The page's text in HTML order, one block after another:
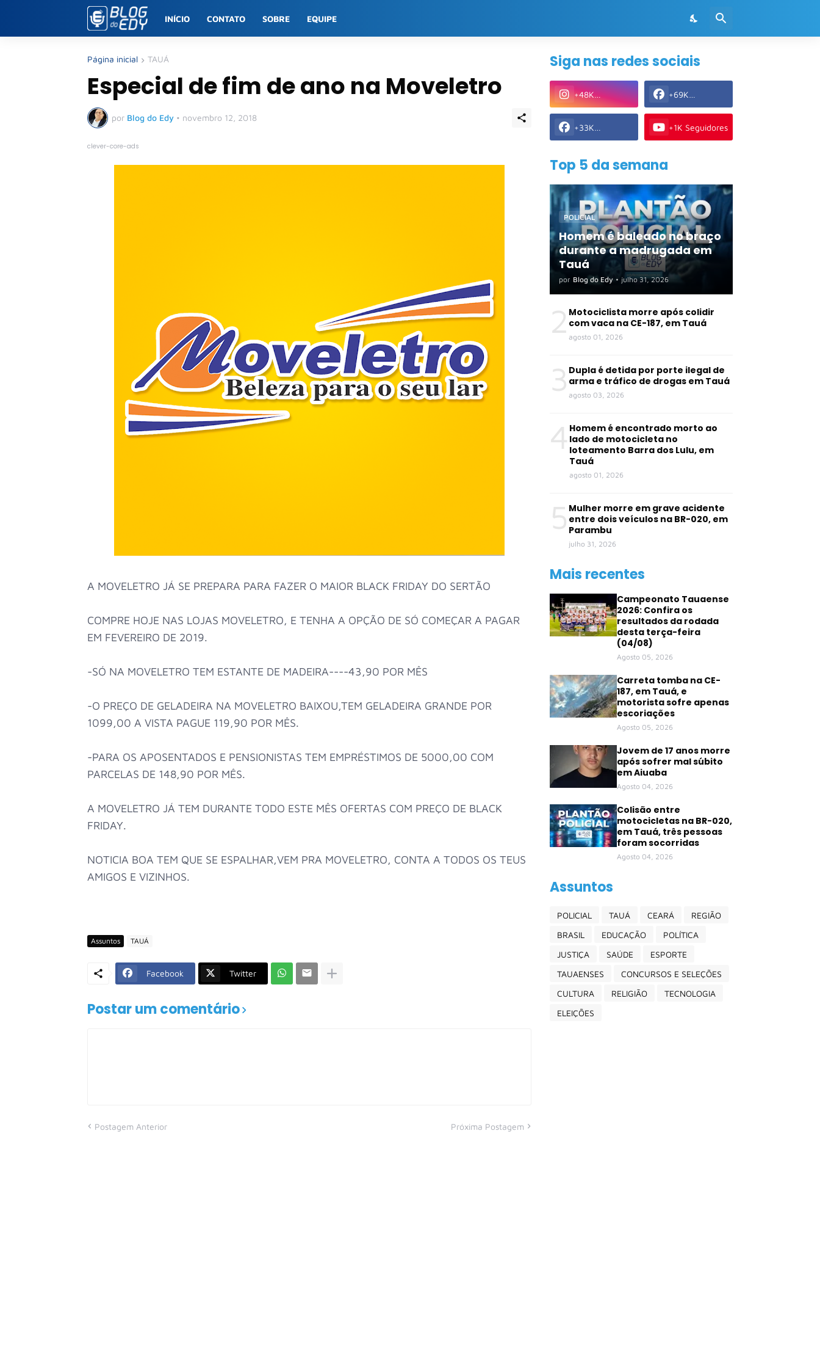
INÍCIO CONTATO SOBRE EQUIPE
Página inicial TAUÁ
Especial de fim de ano na Moveletro
por Blog do Edy • novembro 12, 2018
clever-core-ads
A MOVELETRO JÁ SE PREPARA PARA FAZER O MAIOR BLACK FRIDAY DO SERTÃO
COMPRE HOJE NAS LOJAS MOVELETRO, E TENHA A OPÇÃO DE SÓ COMEÇAR A PAGAR
EM FEVEREIRO DE 2019.
-SÓ NA MOVELETRO TEM ESTANTE DE MADEIRA----43,90 POR MÊS
-O PREÇO DE GELADEIRA NA MOVELETRO BAIXOU,TEM GELADEIRA GRANDE POR
1099,00 A VISTA PAGUE 119,90 POR MÊS.
-PARA OS APOSENTADOS E PENSIONISTAS TEM EMPRÉSTIMOS DE 5000,00 COM
PARCELAS DE 148,90 POR MÊS.
A MOVELETRO JÁ TEM DURANTE TODO ESTE MÊS OFERTAS COM PREÇO DE BLACK
FRIDAY.
NOTICIA BOA TEM QUE SE ESPALHAR,VEM PRA MOVELETRO, CONTA A TODOS OS TEUS
AMIGOS E VIZINHOS.
Assuntos TAUÁ
Facebook Twitter
Postar um comentário
Postagem Anterior Próxima Postagem
Siga nas redes sociais
+48K
Seguidores
+69K
Seguidores
+33K
Seguidores
+1K Seguidores
Top 5 da semana
POLICIAL
Homem é baleado no braço
durante a madrugada em
Tauá
por Blog do Edy • julho 31, 2026
2 Motociclista morre após colidir
com vaca na CE-187, em Tauá
agosto 01, 2026
3 Dupla é detida por porte ilegal de
arma e tráfico de drogas em Tauá
agosto 03, 2026
4 Homem é encontrado morto ao
lado de motocicleta no
loteamento Barra dos Lulu, em
Tauá
agosto 01, 2026
5 Mulher morre em grave acidente
entre dois veículos na BR-020, em
Parambu
julho 31, 2026
Mais recentes
Campeonato Tauaense
2026: Confira os
resultados da rodada
desta terça-feira
(04/08)
Agosto 05, 2026
Carreta tomba na CE-
187, em Tauá, e
motorista sofre apenas
escoriações
Agosto 05, 2026
Jovem de 17 anos morre
após sofrer mal súbito
em Aiuaba
Agosto 04, 2026
Colisão entre
motocicletas na BR-020,
em Tauá, três pessoas
foram socorridas
Agosto 04, 2026
Assuntos
POLICIAL TAUÁ CEARÁ
REGIÃO
BRASIL
EDUCAÇÃO
POLÍTICA
JUSTIÇA
SAÚDE
ESPORTE
TAUAENSES
CONCURSOS E SELEÇÕES
CULTURA
RELIGIÃO
TECNOLOGIA
ELEIÇÕES